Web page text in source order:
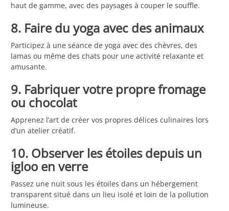
haut de gamme, avec des paysages à couper le souffle.
8. Faire du yoga avec des animaux
Participez à une séance de yoga avec des chèvres, des
lamas ou même des chats pour une activité relaxante et
amusante.
9. Fabriquer votre propre fromage
ou chocolat
Apprenez l’art de créer vos propres délices culinaires lors
d’un atelier créatif.
10. Observer les étoiles depuis un
igloo en verre
Passez une nuit sous les étoiles dans un hébergement
transparent situé dans un lieu isolé et loin de la pollution
lumineuse.